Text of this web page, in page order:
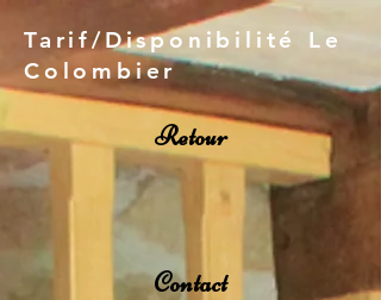
Tarif/Disponibilité Le
Colombier
Retour
Contact